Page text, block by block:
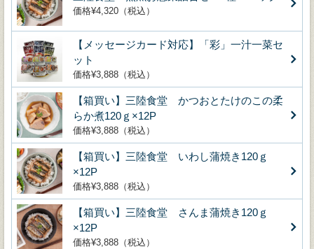
価格¥4,320（税込）
【メッセージカード対応】「彩」一汁一菜セ
ット
価格¥3,888（税込）
【箱買い】三陸食堂 かつおとたけのこの柔
らか煮120ｇ×12P
価格¥3,888（税込）
【箱買い】三陸食堂 いわし蒲焼き120ｇ
×12P
価格¥3,888（税込）
【箱買い】三陸食堂 さんま蒲焼き120ｇ
×12P
価格¥3,888（税込）